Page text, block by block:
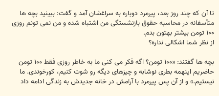
تا آن که چند روز بعد، پیرمرد دوباره به سراغشان آمد و گفت: ببینید بچه ها
متأسفانه در محاسبه حقوق بازنشستگی من اشتباه شده و من نمی تونم روزی
۱۰۰ تومن بیشتر بهتون بدم.
از نظر شما اشکالی نداره؟
بچه ها گفتند: «۱۰۰ تومن؟ اگه فکر می کنی ما به خاطر روزی فقط ۱۰۰ تومن
حاضریم اینهمه بطری نوشابه و چیزهای دیگه رو شوت کنیم، کورخوندی. ما
نیستیم.» و از آن پس پیرمرد با آرامش در خانه جدیدش به زندگی ادامه داد